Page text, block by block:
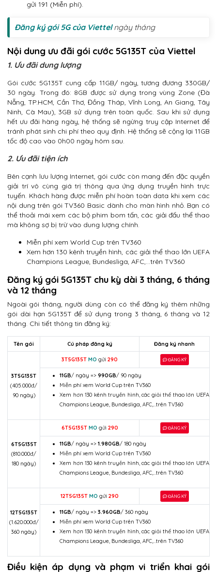
gửi 191 (Miễn phí).
Đăng ký gói 5G của Viettelngày tháng
Nội dung ưu đãi gói cước 5G135T của Viettel
1. Ưu đãi dung lượng
Gói cước 5G135T cung cấp 11GB/ ngày, tương đương 330GB/
30 ngày. Trong đó: 8GB được sử dụng trong vùng Zone (Đà
Nẵng, TP.HCM, Cần Thơ, Đồng Tháp, Vĩnh Long, An Giang, Tây
Ninh, Cà Mau), 3GB sử dụng trên toàn quốc. Sau khi sử dụng
hết ưu đãi hàng ngày, hệ thống sẽ ngừng truy cập Internet để
tránh phát sinh chi phí theo quy định. Hệ thống sẽ cộng lại 11GB
tốc độ cao vào 0h00 ngày hôm sau.
2. Ưu đãi tiện ích
Bên cạnh lưu lượng Internet, gói cước còn mang đến đặc quyền
giải trí vô cùng giá trị thông qua ứng dụng truyền hình trực
tuyến. Khách hàng được miễn phí hoàn toàn data khi xem các
nội dung trên gói TV360 Basic dành cho màn hình nhỏ. Bạn có
thể thoải mái xem các bộ phim bom tấn, các giải đấu thể thao
mà không sợ bị trừ vào dung lượng chính.
Miễn phí xem World Cup trên TV360
Xem hơn 130 kênh truyền hình, các giải thể thao lớn UEFA
Champions League, Bundesliga, AFC,…trên TV360
Đăng ký gói 5G135T chu kỳ dài 3 tháng, 6 tháng
và 12 tháng
Ngoài gói tháng, người dùng còn có thể đăng ký thêm những
gói dài hạn 5G135T để sử dụng trong 3 tháng, 6 tháng và 12
tháng. Chi tiết thông tin đăng ký:
Tên gói Cú pháp đăng ký Đăng ký nhanh
3T5G135T
(405.000đ/
90 ngày)
3T5G135T MO gửi 290 ĐĂNG KÝ
11GB/ ngày => 990GB/ 90 ngày
Miễn phí xem World Cup trên TV360
Xem hơn 130 kênh truyền hình, các giải thể thao lớn UEFA
Champions League, Bundesliga, AFC,…trên TV360
6T5G135T
(810.000đ/
180 ngày)
6T5G135TMO gửi 290 ĐĂNG KÝ
11GB/ ngày => 1.980GB/ 180 ngày
Miễn phí xem World Cup trên TV360
Xem hơn 130 kênh truyền hình, các giải thể thao lớn UEFA
Champions League, Bundesliga, AFC,…trên TV360
12T5G135T
(1.620.000đ/
360 ngày)
12T5G135T MO gửi 290 ĐĂNG KÝ
11GB/ ngày => 3.960GB/ 360 ngày
Miễn phí xem World Cup trên TV360
Xem hơn 130 kênh truyền hình, các giải thể thao lớn UEFA
Champions League, Bundesliga, AFC,…trên TV360
Điều kiện áp dụng và phạm vi triển khai gói